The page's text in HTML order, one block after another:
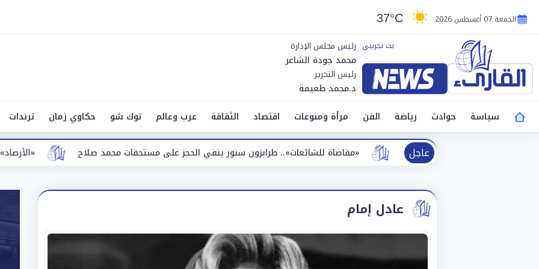
الجمعة 07 أغسطس 2026 37°C
رئيس مجلس الإدارة
محمد جودة الشاعر
رئيس التحرير
د.محمد طعيمة
سياسة
حوادث رياضة الفن مرأة ومنوعات اقتصاد الثقافة عرب وعالم توك شو حكاوي زمان ترندات
عاجل
«الأرصاد» تعلن تفاصيل طقس الغد السبت 8-8-2026 «مقاضاة للشائعات».. طرابزون سبور ينفي الحجز على مستحقات محمد صلاح
عادل إمام